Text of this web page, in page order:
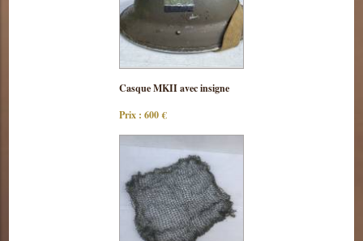
Consulter
Casque MKII avec insigne
Prix : 600 €